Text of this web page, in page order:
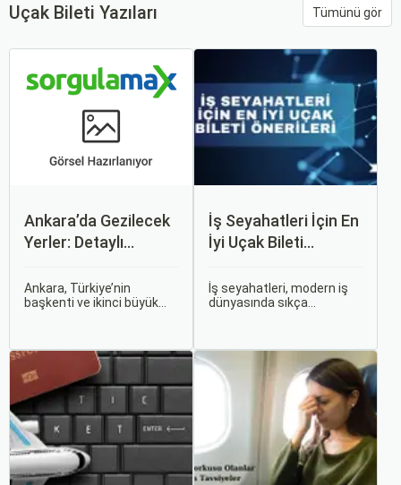
Uçak Bileti Yazıları Tümünü gör
Ankara’da Gezilecek
Yerler: Detaylı
Ankara, Türkiye’nin
başkenti ve ikinci büyük
dikkat çekmektedir.
Anadolu’nun kalbinde yer
alan bu şehir, hem tarihî
zenginlikleri hem de doğal
güzellikleri ile
ziyaretçilerine çeşitli keşif
imkanları sunmaktadır.
İş Seyahatleri İçin En
İyi Uçak Bileti
İş seyahatleri, modern iş
dünyasında sıkça
süreçlerdir. Özellikle uçak
bileti seçimi, seyahatinizin
başarısını doğrudan
etkileyen unsurlardan